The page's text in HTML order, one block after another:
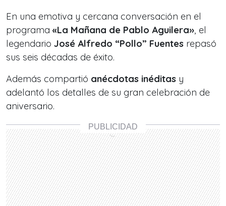
En una emotiva y cercana conversación en el
programa «La Mañana de Pablo Aguilera» , el
legendario José Alfredo “Pollo” Fuentes repasó
sus seis décadas de éxito.
Además compartió anécdotas inéditas y
adelantó los detalles de su gran celebración de
aniversario.